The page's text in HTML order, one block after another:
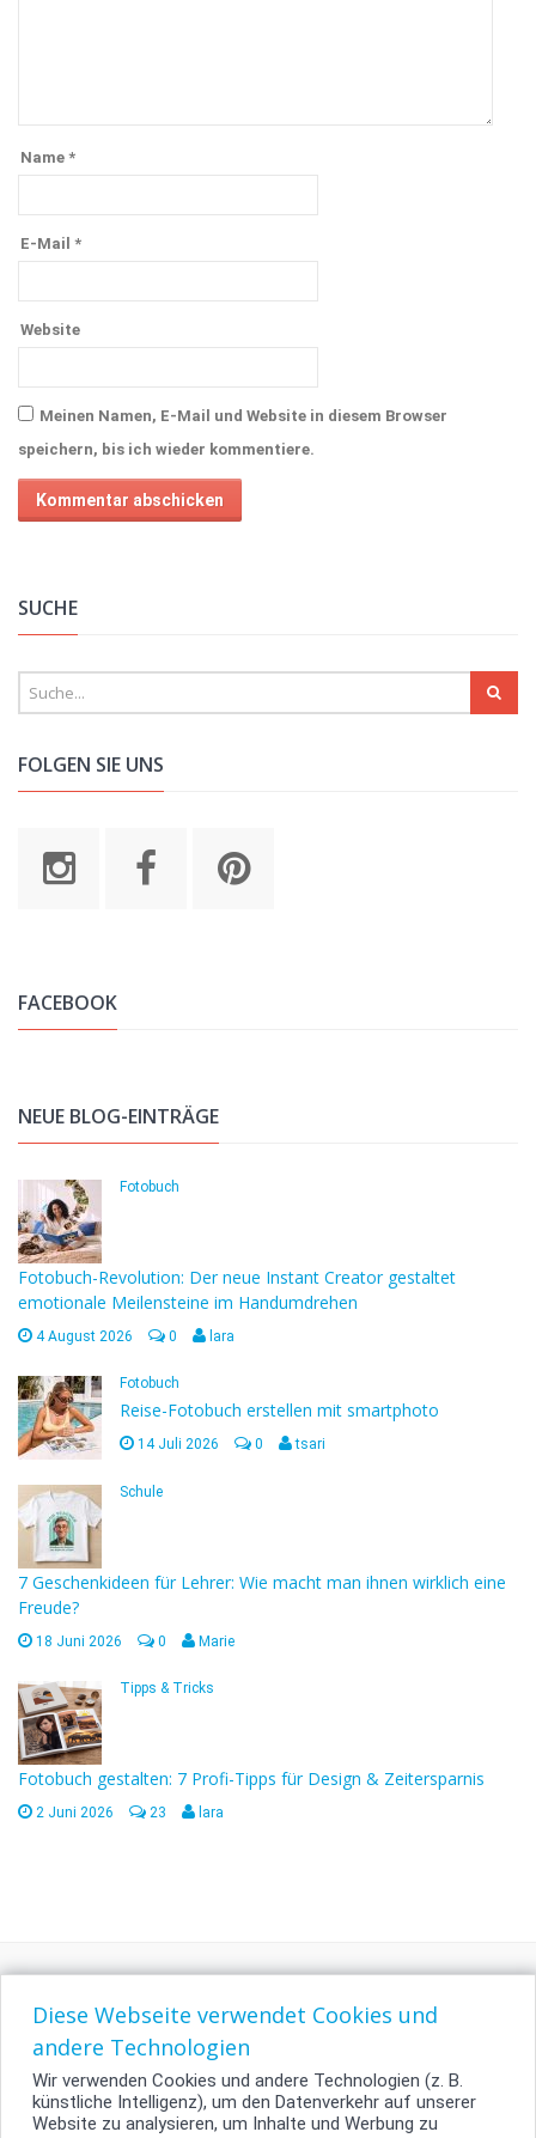
Diese Webseite verwendet Cookies und
andere Technologien
Wir verwenden Cookies und andere Technologien (z. B.
künstliche Intelligenz), um den Datenverkehr auf unserer
Website zu analysieren, um Inhalte und Werbung zu
Name *
E-Mail *
Website
Meinen Namen, E-Mail und Website in diesem Browser
speichern, bis ich wieder kommentiere.
SUCHE
FOLGEN SIE UNS
FACEBOOK
NEUE BLOG-EINTRÄGE
Fotobuch
Fotobuch-Revolution: Der neue Instant Creator gestaltet
emotionale Meilensteine im Handumdrehen
4 August 2026 0 lara
Fotobuch
Reise-Fotobuch erstellen mit smartphoto
14 Juli 2026 0 tsari
Schule
7 Geschenkideen für Lehrer: Wie macht man ihnen wirklich eine
Freude?
18 Juni 2026 0 Marie
Tipps & Tricks
Fotobuch gestalten: 7 Profi-Tipps für Design & Zeitersparnis
2 Juni 2026 23 lara